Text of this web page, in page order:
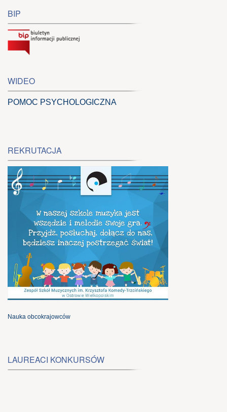
BIP
WIDEO
POMOC PSYCHOLOGICZNA
REKRUTACJA
Nauka obcokrajowców
LAUREACI KONKURSÓW